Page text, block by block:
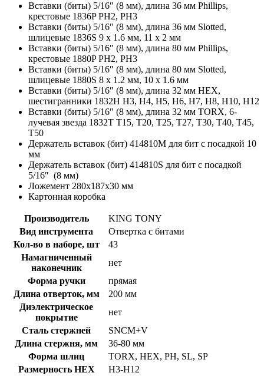
Вставки (биты) 5/16″ (8 мм), длина 36 мм Phillips,
крестовые 1836P PH2, PH3
Вставки (биты) 5/16″ (8 мм), длина 36 мм Slotted,
шлицевые 1836S 9 x 1.6 мм, 11 x 2 мм
Вставки (биты) 5/16″ (8 мм), длина 80 мм Phillips,
крестовые 1880P PH2, PH3
Вставки (биты) 5/16″ (8 мм), длина 80 мм Slotted,
шлицевые 1880S 8 x 1.2 мм, 10 x 1.6 мм
Вставки (биты) 5/16″ (8 мм), длина 32 мм HEX,
шестигранники 1832H H3, H4, H5, H6, H7, H8, H10, H12
Вставки (биты) 5/16″ (8 мм), длина 32 мм TORX, 6-
лучевая звезда 1832T T15, T20, T25, T27, T30, T40, T45,
T50
Держатель вставок (бит) 414810M для бит с посадкой 10
мм
Держатель вставок (бит) 414810S для бит с посадкой
5/16″ (8 мм)
Ложемент 280х187х30 мм
Картонная коробка
Производитель
KING TONY
Вид инструмента
Отвертка с битами
Кол-во в наборе, шт
43
Намагниченный
наконечник
нет
Форма ручки
прямая
Длина отверток, мм
200 мм
Диэлектрическое
покрытие
нет
Сталь стержней
SNCM+V
Длина стержня, мм
36-80 мм
Форма шлиц
TORX, HEX, PH, SL, SP
Размерность HEX
H3-H12